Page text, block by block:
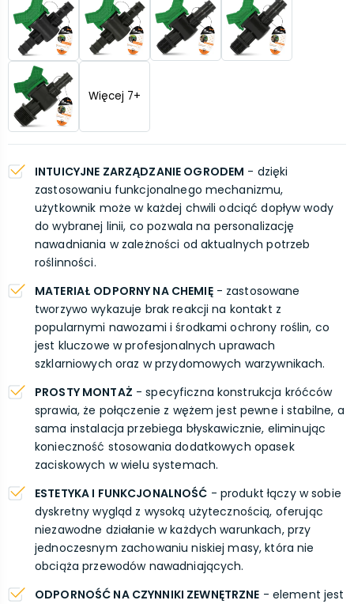
Więcej 7+
INTUICYJNE ZARZĄDZANIE OGRODEM - dzięki
zastosowaniu funkcjonalnego mechanizmu,
użytkownik może w każdej chwili odciąć dopływ wody
do wybranej linii, co pozwala na personalizację
nawadniania w zależności od aktualnych potrzeb
roślinności.
MATERIAŁ ODPORNY NA CHEMIĘ- zastosowane
tworzywo wykazuje brak reakcji na kontakt z
popularnymi nawozami i środkami ochrony roślin, co
jest kluczowe w profesjonalnych uprawach
szklarniowych oraz w przydomowych warzywnikach.
PROSTY MONTAŻ - specyficzna konstrukcja króćców
sprawia, że połączenie z wężem jest pewne i stabilne, a
sama instalacja przebiega błyskawicznie, eliminując
konieczność stosowania dodatkowych opasek
zaciskowych w wielu systemach.
ESTETYKA I FUNKCJONALNOŚĆ - produkt łączy w sobie
dyskretny wygląd z wysoką użytecznością, oferując
niezawodne działanie w każdych warunkach, przy
jednoczesnym zachowaniu niskiej masy, która nie
obciąża przewodów nawadniających.
ODPORNOŚĆ NA CZYNNIKI ZEWNĘTRZNE - element jest